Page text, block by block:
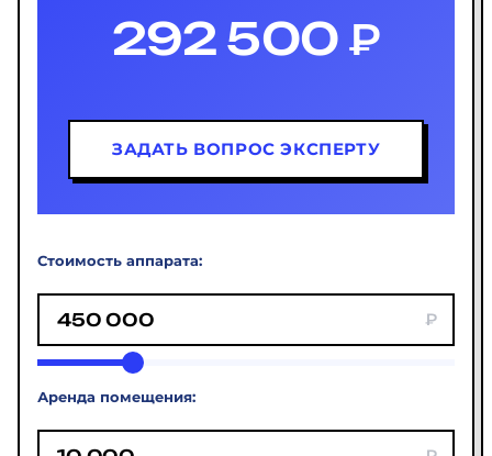
292 500 ₽
ЗАДАТЬ ВОПРОС ЭКСПЕРТУ
Стоимость аппарата:
Аренда помещения: